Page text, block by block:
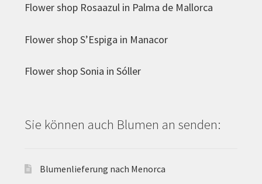
Flower shop Rosaazul in Palma de Mallorca
Flower shop S’Espiga in Manacor
Flower shop Sonia in Sóller
Sie können auch Blumen an senden:
Blumenlieferung nach Menorca